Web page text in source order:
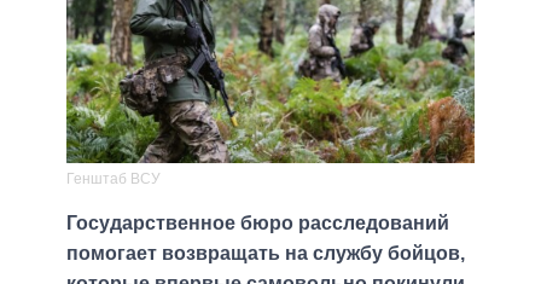
Генштаб ВСУ
Государственное бюро расследований
помогает возвращать на службу бойцов,